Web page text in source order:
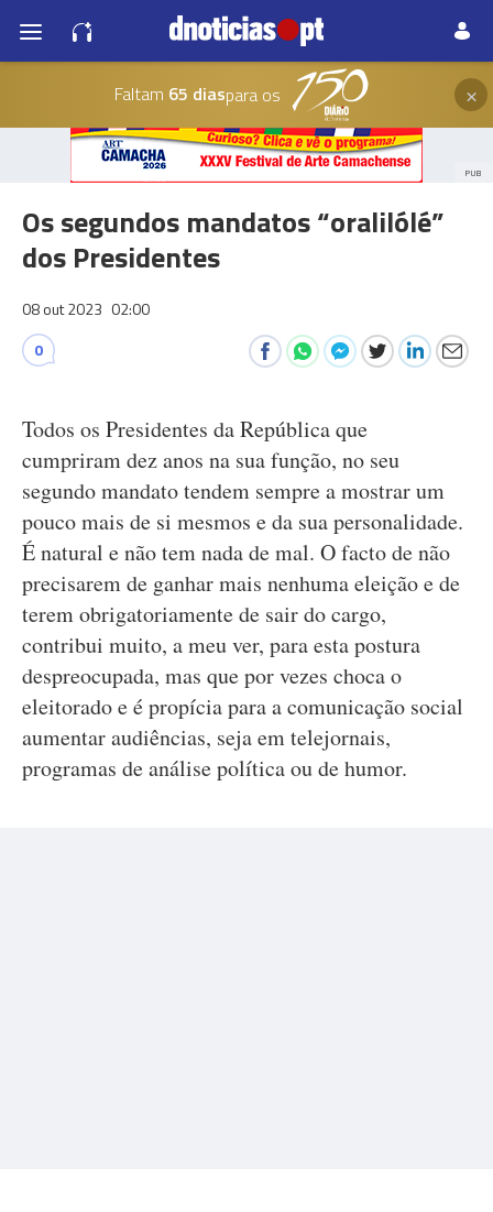
Faltam 65 diaspara os ×
PUB
Os segundos mandatos “oralilólé”
dos Presidentes
08 out 2023 02:00
0
Todos os Presidentes da República que
cumpriram dez anos na sua função, no seu
segundo mandato tendem sempre a mostrar um
pouco mais de si mesmos e da sua personalidade.
É natural e não tem nada de mal. O facto de não
precisarem de ganhar mais nenhuma eleição e de
terem obrigatoriamente de sair do cargo,
contribui muito, a meu ver, para esta postura
despreocupada, mas que por vezes choca o
eleitorado e é propícia para a comunicação social
aumentar audiências, seja em telejornais,
programas de análise política ou de humor.